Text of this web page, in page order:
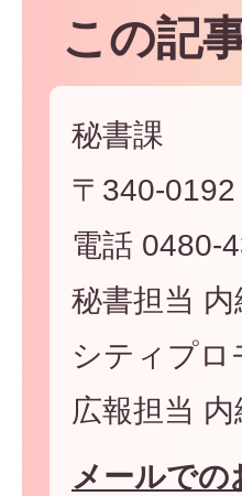
この記
秘書課
〒340-
電話 0480-
秘書担当
シティプロ
広報担当
メールで